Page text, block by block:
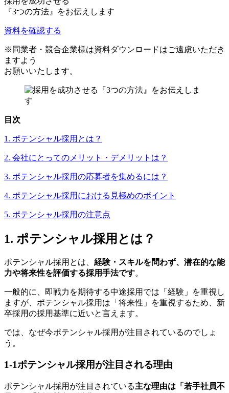
『3つの方法 』をお伝えします
資料を確認する
※同業者・競合企業様は資料ダウンロードはご遠慮いただき
ますよう
お願いいたします。
目次
1. ポテンシャル採用とは？
2. 会社にとってのメリット・デメリットは？
3. ポテンシャル採用の応募者を集めるには？
4. ポテンシャル採用における見極めのポイント
5. ポテンシャル採用の注意点
1. ポテンシャル採用とは？
ポテンシャル採用とは、 経験・スキルを問わず、潜在的な能
力や将来性を評価する採用手法です。
一般的に、即戦力を期待する中途採用では「経験」を重視し
ますが、ポテンシャル採用は「将来性」を重視するため、新
卒採用の採用基準に近いと言えます。
では、なぜ今ポテンシャル採用が注目されているのでしょ
う。
1-1ポテンシャル採用が注目される理由
ポテンシャル採用が注目されている主な理由は「若手社員不